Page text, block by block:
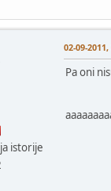
istorije
02-09-
Pa oni